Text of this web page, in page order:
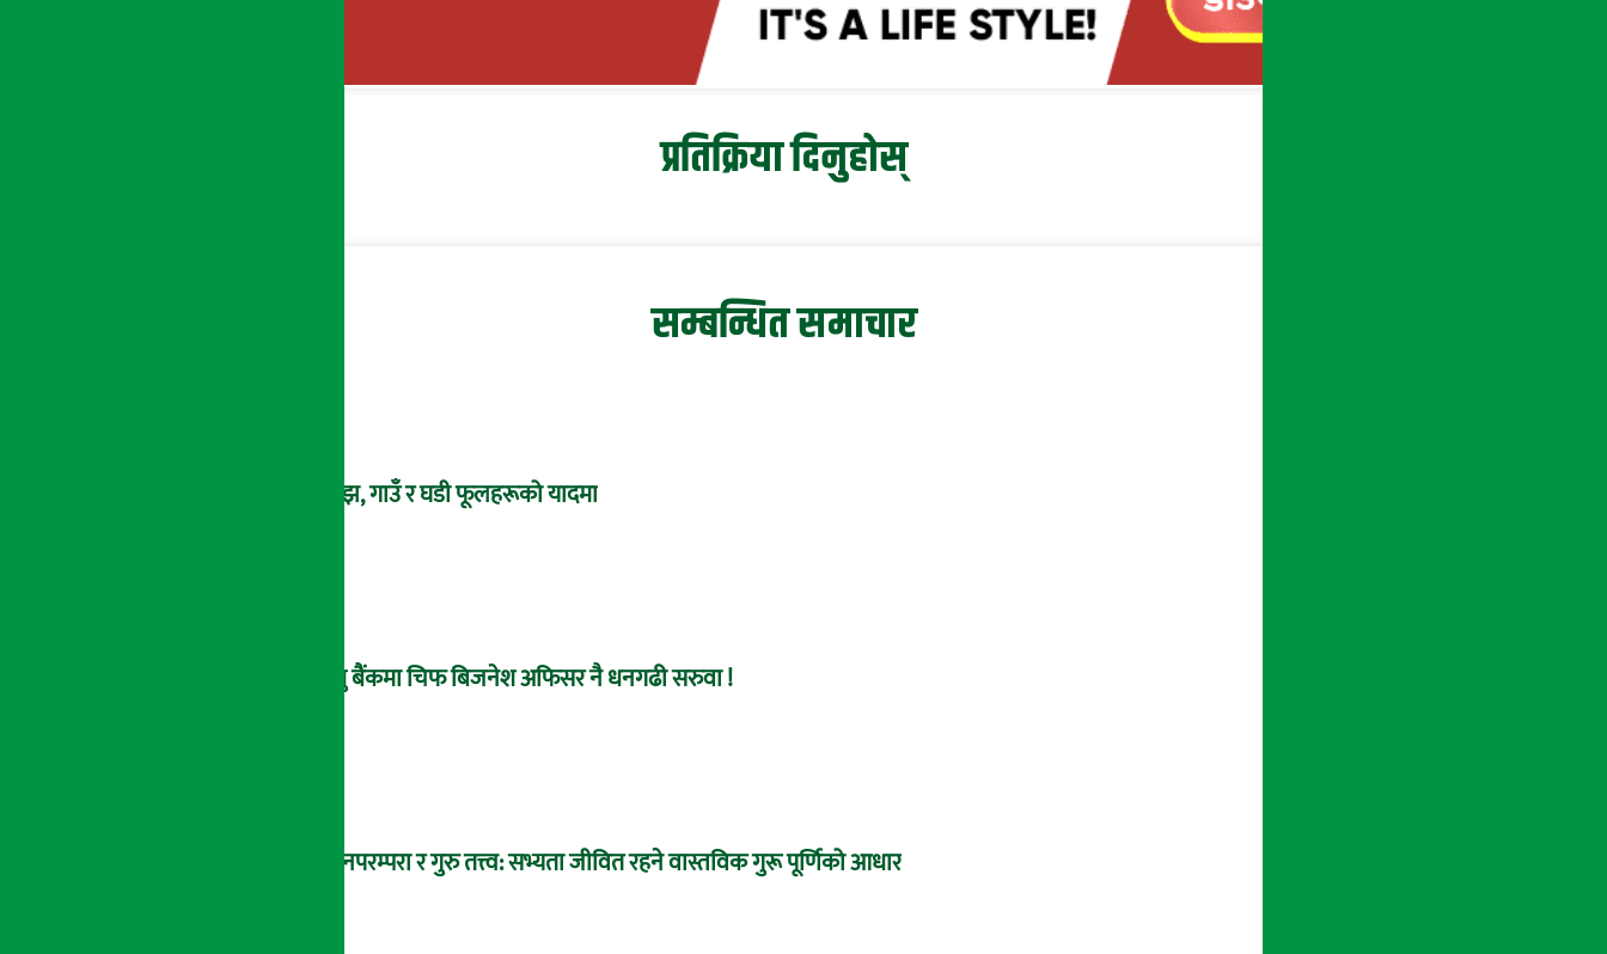
प्रतिक्रिया दिनुहोस्
सम्बन्धित समाचार
साँझ, गाउँ र घडी फूलहरूको यादमा
प्रभु बैंकमा चिफ बिजनेश अफिसर नै धनगढी सरुवा !
ज्ञानपरम्परा र गुरु तत्त्व: सभ्यता जीवित रहने वास्तविक गुरू पूर्णिको आधार